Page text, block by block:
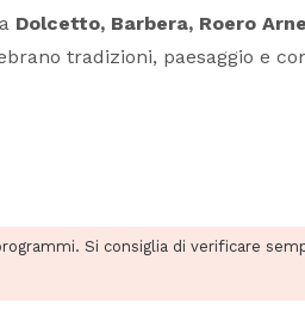
Dolcetto, Barbera, Roero
tradizioni, paesaggio e
Si consiglia di verificare